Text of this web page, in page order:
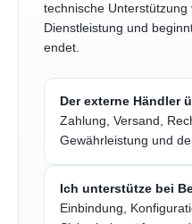
technische
Dienstleistung und
endet.
Der externe Händler
Zahlung, Versand,
Gewährleistung und
Ich unterstütze bei
Einbindung,